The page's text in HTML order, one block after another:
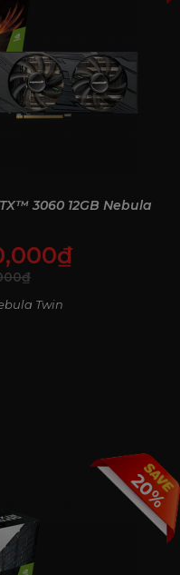
ảnh. DLSS cho phép
giải cao với hiệu năng
các tựa game nặng đồ
Ray Tracing
hiệu ứng ánh sáng và độ
3060 12GB Nebula
₫
₫
Twin
20%